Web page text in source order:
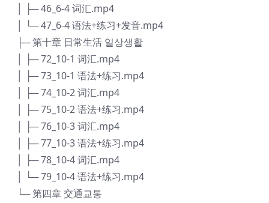
│ ├─ 46_6-4 词汇.mp4
│ └─ 47_6-4 语法+练习+发音.mp4
├─ 第十章 日常生活 일상생활
│ ├─ 72_10-1 词汇.mp4
│ ├─ 73_10-1 语法+练习.mp4
│ ├─ 74_10-2 词汇.mp4
│ ├─ 75_10-2 语法+练习.mp4
│ ├─ 76_10-3 词汇.mp4
│ ├─ 77_10-3 语法+练习.mp4
│ ├─ 78_10-4 词汇.mp4
│ └─ 79_10-4 语法+练习.mp4
└─ 第四章 交通교통